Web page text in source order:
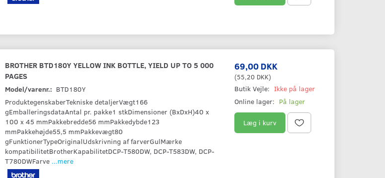
BROTHER BTD180Y YELLOW INK BOTTLE, YIELD UP TO 5 000
PAGES
Model/varenr.: BTD180Y
ProduktegenskaberTekniske detaljerVægt166
gEmballeringsdataAntal pr. pakke1 stkDimensioner (BxDxH)40 x
100 x 45 mmPakkebredde56 mmPakkedybde123
mmPakkehøjde55,5 mmPakkevægt80
gFunktionerTypeOriginalUdskrivning af farverGulMærke
kompatibilitetBrotherKapabilitetDCP-T580DW, DCP-T583DW, DCP-
T780DWFarve ...mere
69,00 DKK
(55,20 DKK)
Butik Vejle: Ikke på lager
Online lager: På lager
Læg i kurv